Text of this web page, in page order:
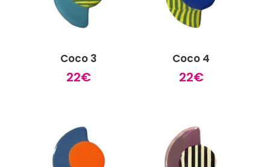
Coco 3
22€
Coco 4
22€